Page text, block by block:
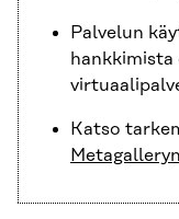
Palvelun
hankkimista
Katso